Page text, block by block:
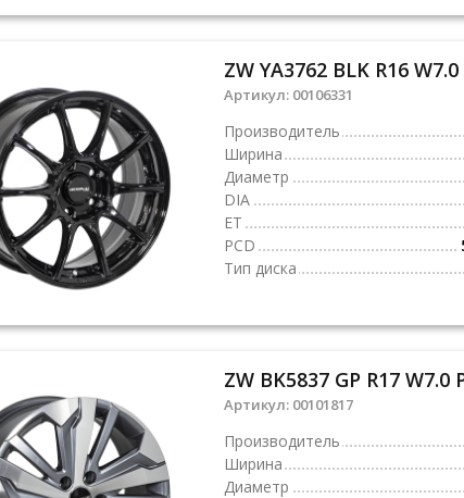
ZW YA3762 BLK R16
Артикул: 00106331
Производитель
Ширина
Диаметр
DIA
ET
PCD
Тип диска
ZW BK5837 GP R17 W7.0
Артикул: 00101817
Производитель
Ширина
Диаметр